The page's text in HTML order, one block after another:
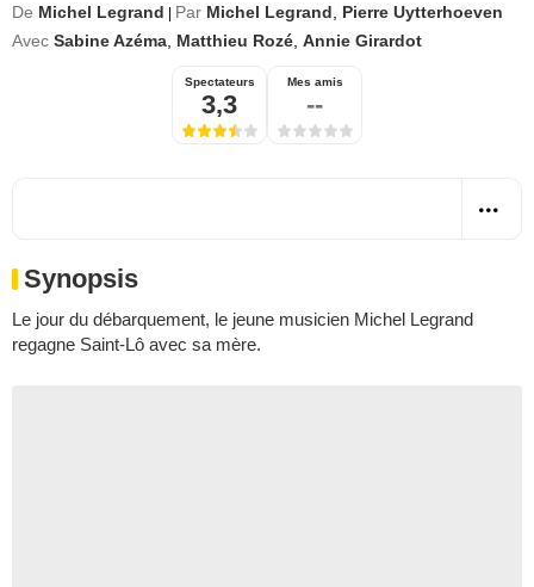
De Michel Legrand Par Michel Legrand
Pierre Uytterhoeven
Avec Sabine Azéma Matthieu Rozé Annie Girardot
Spectateurs
3,3
Mes amis
--
Synopsis
Le jour du débarquement, le jeune musicien Michel Legrand
regagne Saint-Lô avec sa mère.